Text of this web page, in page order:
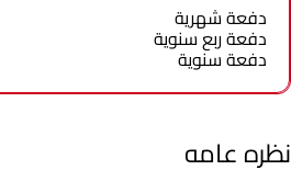
دفعة شهرية
دفعة ربع سنوية
دفعة سنوية
نظره عامه